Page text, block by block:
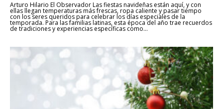
Arturo Hilario El Observador Las fiestas navideñas están aquí, y con
ellas llegan temperaturas más frescas, ropa caliente y pasar tiempo
con los seres queridos para celebrar los días especiales de la
temporada. Para las familias latinas, esta época del año trae recuerdos
de tradiciones y experiencias específicas como...